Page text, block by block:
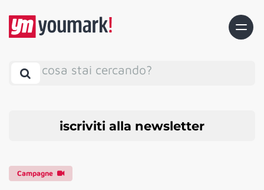
cosa stai cercando?
iscriviti alla newsletter
Campagne